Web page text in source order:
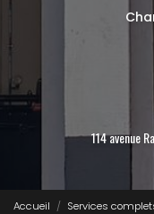
114 avenue
Accueil
Services